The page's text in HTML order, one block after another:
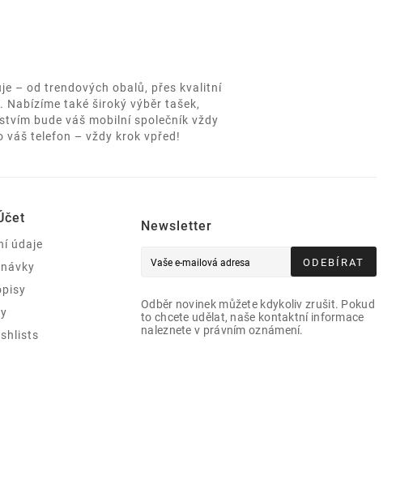
– od trendových obalů, přes kvalitní
také široký výběr tašek,
bude váš mobilní společník vždy
váš telefon – vždy krok vpřed!
údaje
Newsletter
ODEBÍRAT
Odběr novinek můžete kdykoliv zrušit. Pokud
to chcete udělat, naše kontaktní informace
naleznete v právním oznámení.